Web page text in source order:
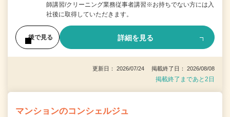
師講習/クリーニング業務従事者講習※お持ちでない方には入
社後に取得していただきます。
後で見る 詳細を見る
更新日： 2026/07/24 掲載終了日： 2026/08/08
掲載終了まであと2日
マンションのコンシェルジュ